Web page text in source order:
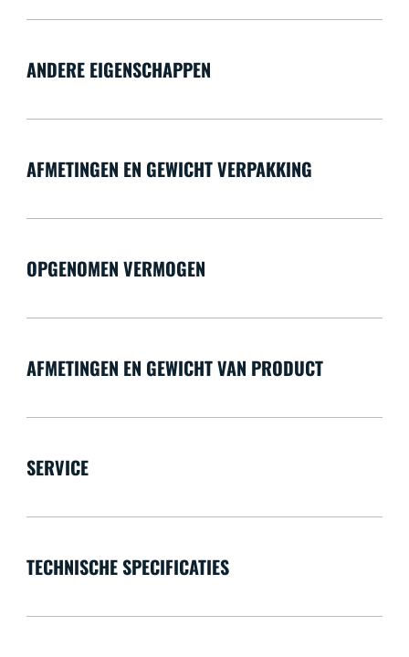
ANDERE EIGENSCHAPPEN
AFMETINGEN EN GEWICHT VERPAKKING
OPGENOMEN VERMOGEN
AFMETINGEN EN GEWICHT VAN PRODUCT
SERVICE
TECHNISCHE SPECIFICATIES